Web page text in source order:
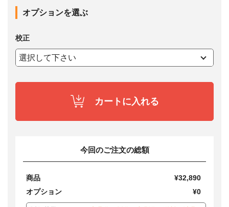
オプションを選ぶ
校正
カートに入れる
今回のご注文の総額
商品
¥32,890
オプション
¥0